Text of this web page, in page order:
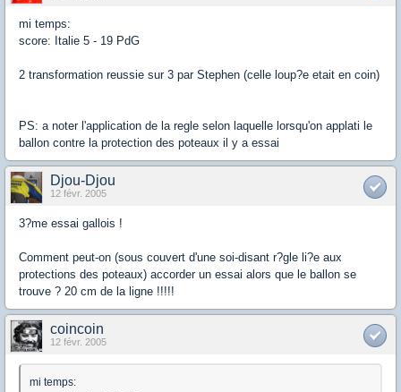
mi temps:
score: Italie 5 - 19 PdG
2 transformation reussie sur 3 par Stephen (celle loup?e etait en coin)
PS: a noter l'application de la regle selon laquelle lorsqu'on applati le
ballon contre la protection des poteaux il y a essai
Djou-Djou
12 févr. 2005
3?me essai gallois !
Comment peut-on (sous couvert d'une soi-disant r?gle li?e aux
protections des poteaux) accorder un essai alors que le ballon se
trouve ? 20 cm de la ligne !!!!!
coincoin
12 févr. 2005
mi temps: